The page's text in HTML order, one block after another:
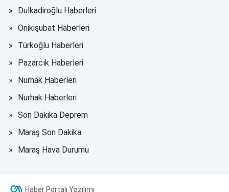
Dulkadiroğlu Haberleri
Onikişubat Haberleri
Türkoğlu Haberleri
Pazarcık Haberleri
Nurhak Haberleri
Nurhak Haberleri
Son Dakika Deprem
Maraş Son Dakika
Maraş Hava Durumu
Haber Portalı Yazılımı